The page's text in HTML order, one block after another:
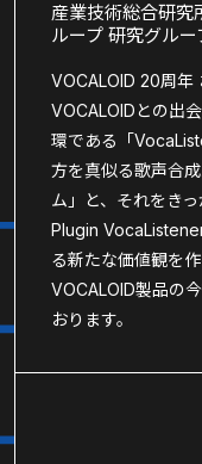
産業技術総合研究
ループ 研究グルー
VOCALOID 20周年
VOCALOIDとの出
環である「
方を真似る歌声合
ム」と、それをき
Plugin
る新たな価値観を
VOCALOID製品の
おります。